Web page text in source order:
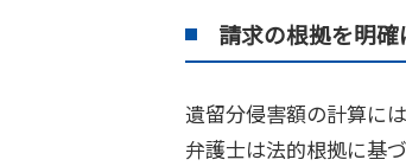
請求の根拠を明確
遺留分侵害額の計算に
弁護士は法的根拠に基